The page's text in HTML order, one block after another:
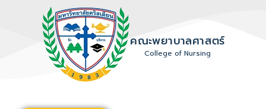
คณะพยาบาลศาสตร์
College of Nursing